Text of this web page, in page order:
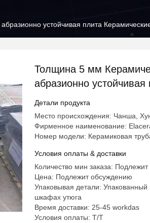
устойчивая плита
Толщина 5 мм
абразионно
облицовки для износа
Детали продукта
Место происхождения: Чанша,
Фирменное наименование:
Номер модели: Керамиковая
Условия оплаты & доставки
Количество мин заказа:
Цена: Подлежит обсуждению
Упаковывая детали:
шкафах утюга
Время доставки: 25-45 workdas
Условия оплаты: T/T